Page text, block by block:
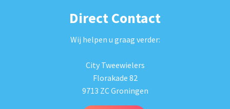
Direct Contact
Wij helpen u graag verder:
City Tweewielers
Florakade 82
9713 ZC Groningen